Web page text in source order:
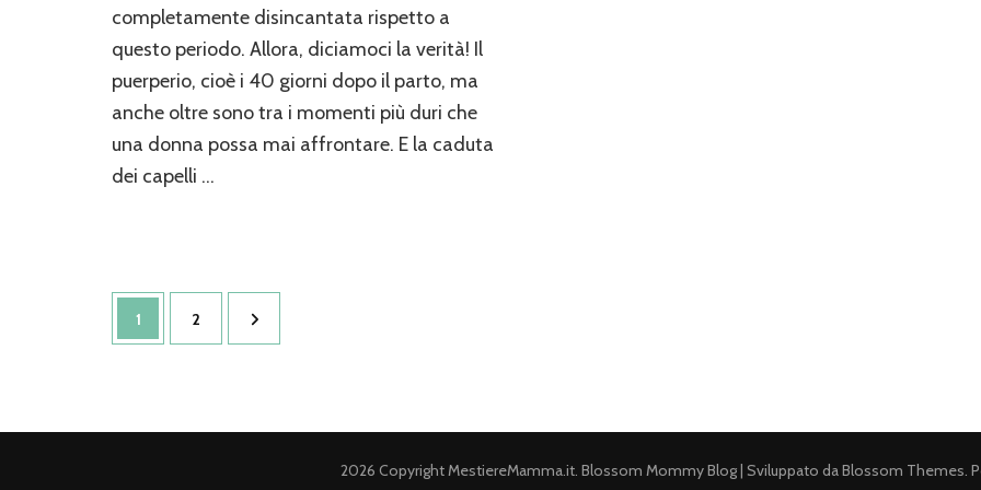
post
parto:
l’allattamento
non
è
l’unico
colpevole
completamente disincantata rispetto a
questo periodo. Allora, diciamoci la verità! Il
puerperio, cioè i 40 giorni dopo il parto, ma
anche oltre sono tra i momenti più duri che
una donna possa mai affrontare. E la caduta
dei capelli …
Paginazione
degli
Pagina
1 Pagina
2
2026 CopyrightMestiereMamma.it. Blossom Mommy Blog | Sviluppato daBlossom Themes.